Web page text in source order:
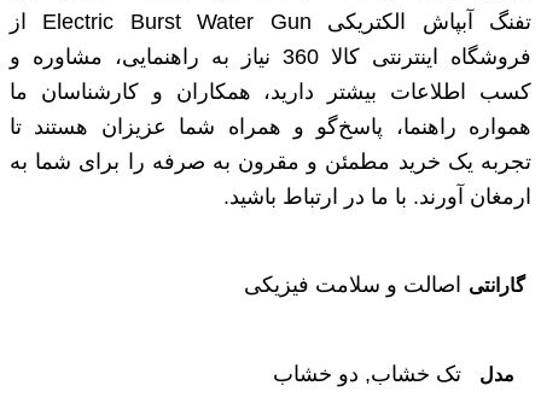
تفنگ آبپاش الکتریکی Electric Burst Water Gun از
فروشگاه اینترنتی کالا 360 نیاز به راهنمایی، مشاوره و
کسب اطلاعات بیشتر دارید، همکاران و کارشناسان ما
همواره راهنما، پاسخ‌گو و همراه شما عزیزان هستند تا
تجربه یک خرید مطمئن و مقرون به صرفه را برای شما به
ارمغان آورند. با ما در ارتباط باشید.
گارانتی اصالت و سلامت فیزیکی
مدل تک خشاب, دو خشاب